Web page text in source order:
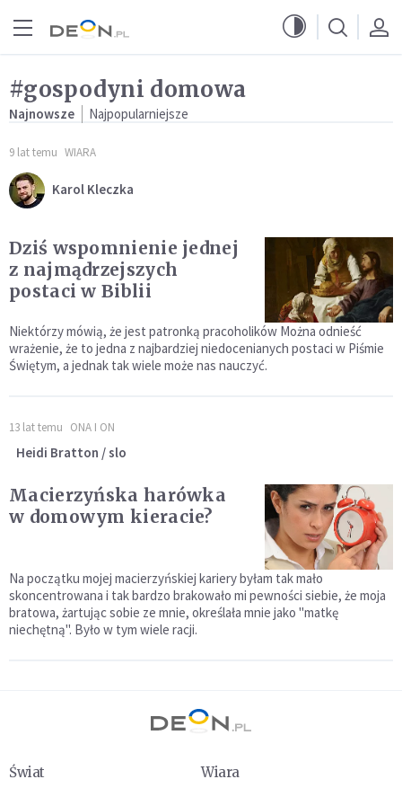
#gospodyni domowa
Najnowsze Najpopularniejsze
9 lat temu WIARA
Karol Kleczka
Dziś wspomnienie jednej
z najmądrzejszych
postaci w Biblii
Niektórzy mówią, że jest patronką pracoholików Można odnieść
wrażenie, że to jedna z najbardziej niedocenianych postaci w Piśmie
Świętym, a jednak tak wiele może nas nauczyć.
13 lat temu ONA I ON
Heidi Bratton / slo
Macierzyńska harówka
w domowym kieracie?
Na początku mojej macierzyńskiej kariery byłam tak mało
skoncentrowana i tak bardzo brakowało mi pewności siebie, że moja
bratowa, żartując sobie ze mnie, określała mnie jako "matkę
niechętną". Było w tym wiele racji.
Świat
Wiara